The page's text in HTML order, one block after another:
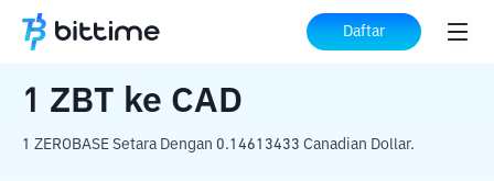
Daftar
Beranda Konverter Kripto ke CAD
1 ZBT ke CAD
1 ZEROBASE Setara Dengan 0.14613433 Canadian Dollar.